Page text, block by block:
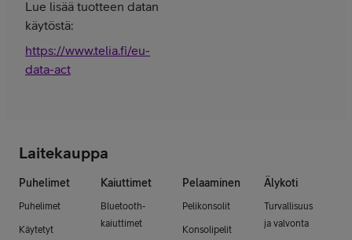
Lue lisää tuotteen datan
käytöstä:
https://www.telia.fi/eu-
data-act
Laitekauppa
Puhelimet
Puhelimet
Käytetyt
Kaiuttimet
Bluetooth-
kaiuttimet
Pelaaminen
Pelikonsolit
Konsolipelit
Älykoti
Turvallisuus
ja valvonta